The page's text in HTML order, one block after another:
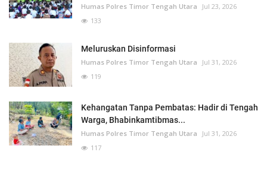
Humas Polres Timor Tengah Utara
Jul 23, 2026
133
Meluruskan Disinformasi
Humas Polres Timor Tengah Utara
Jul 31, 2026
119
Kehangatan Tanpa Pembatas: Hadir di Tengah
Warga, Bhabinkamtibmas...
Humas Polres Timor Tengah Utara
Jul 31, 2026
117